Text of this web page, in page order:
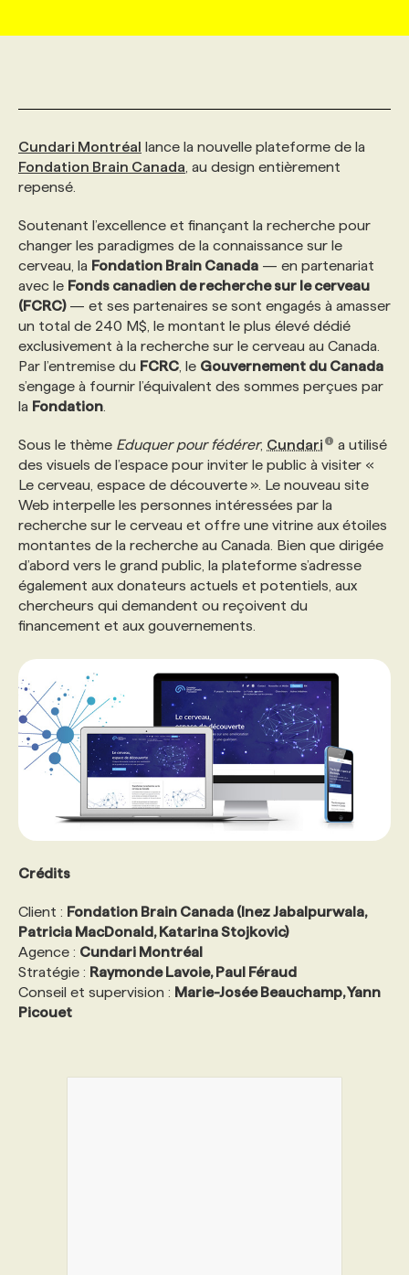
AFFAIRES DE L'INDUSTRIE
INITIATIVES NUMÉRIQUES
PRIX ET DISTINCTIONS
TENDANCES
WEB & MÉDIAS SOCIAUX
MARKETING DURABLE
GEO/SEO
ÉVÉNEMENTIEL
NOS AUTEUR‧RICES
INFOLETTRE PUBLICITÉ
ANNONCEZ AVEC NOUS
CONSULTER LA CVTHÈQUE
PROFIL ENTREPRISE
FAQ
ANNONCEZ AVEC NOUS
VOIR LES OFFRES
PROFIL CANDIDAT
FAQ
ANNONCEZ AVEC NOUS
NOS FORMATIONS EN LIGNE
NOS PARCOURS DE FORMATIONS
FORMATIONS PERSONNALISÉES
NOS FORMATEUR‧RICES
POURQUOI CHOISIR NOS FORMATIONS
NOS TARIFS
PROGRAMMES DE SUBVENTIONS
FAQ
ANNONCEZ AVEC NOUS
CHASSE DE TÊTE
SERVICE DE CHASSE DE TÊTE
NOS TARIFS
NOS EXPERTISES
FAQ
ANNONCEZ AVEC NOUS
Cundari Montréal lance la nouvelle plateforme de la
Fondation Brain Canada , au design entièrement
repensé.
Soutenant l’excellence et finançant la recherche pour
changer les paradigmes de la connaissance sur le
cerveau, la Fondation Brain Canada — en partenariat
avec le Fonds canadien de recherche sur le cerveau
(FCRC)— et ses partenaires se sont engagés à amasser
un total de 240 M$, le montant le plus élevé dédié
exclusivement à la recherche sur le cerveau au Canada.
Par l’entremise du FCRC , le Gouvernement du Canada
s’engage à fournir l’équivalent des sommes perçues par
la Fondation
Sous le thème Eduquer pour fédérer, Cundari
a utilisé
des visuels de l’espace pour inviter le public à visiter «
Le cerveau, espace de découverte ». Le nouveau site
Web interpelle les personnes intéressées par la
recherche sur le cerveau et offre une vitrine aux étoiles
montantes de la recherche au Canada. Bien que dirigée
d’abord vers le grand public, la plateforme s’adresse
également aux donateurs actuels et potentiels, aux
chercheurs qui demandent ou reçoivent du
financement et aux gouvernements.
Crédits
Client : Fondation Brain Canada (Inez Jabalpurwala,
Patricia MacDonald, Katarina Stojkovic)
Agence : Cundari Montréal
Stratégie : Raymonde Lavoie, Paul Féraud
Conseil et supervision : Marie-Josée Beauchamp, Yann
Picouet